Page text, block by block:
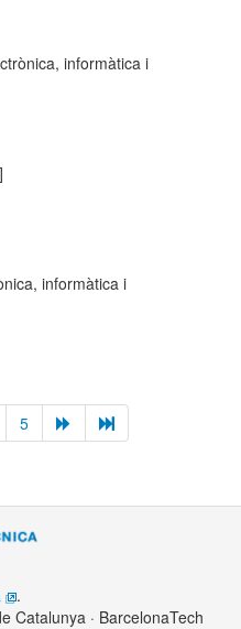
informàtica i
informàtica i
5
.
Catalunya · BarcelonaTech